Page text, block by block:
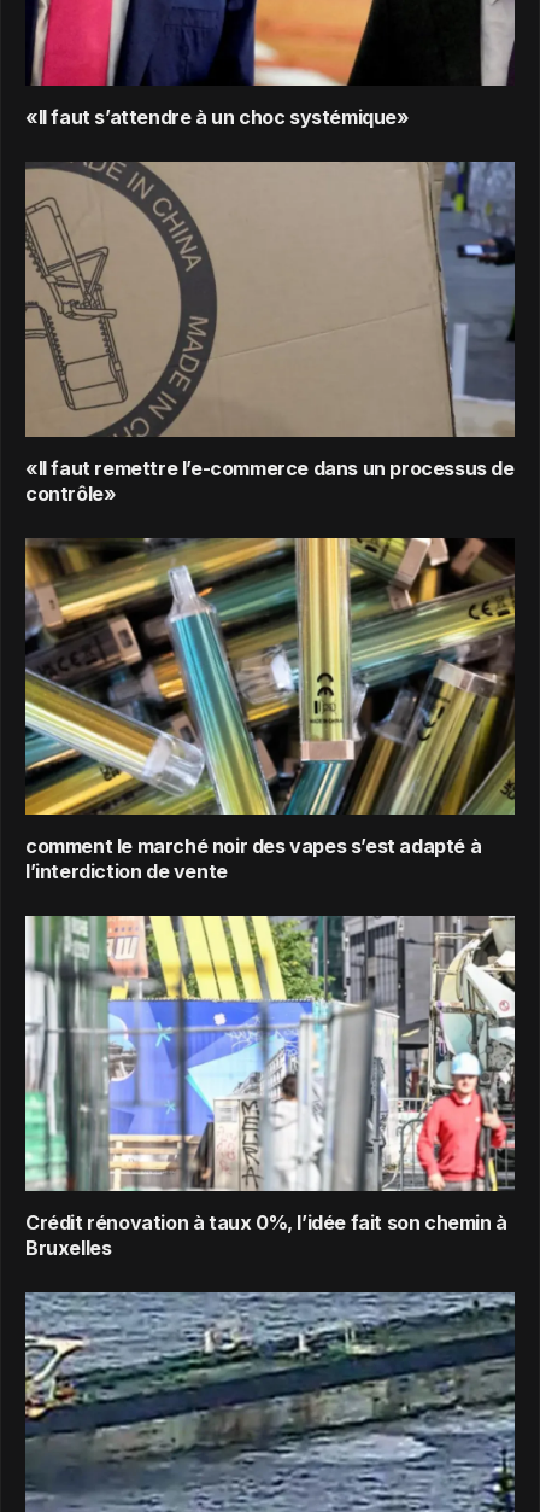
«Il faut s’attendre à un choc systémique»
«Il faut remettre l’e-commerce dans un processus de
contrôle»
comment le marché noir des vapes s’est adapté à
l’interdiction de vente
Crédit rénovation à taux 0%, l’idée fait son chemin à
Bruxelles